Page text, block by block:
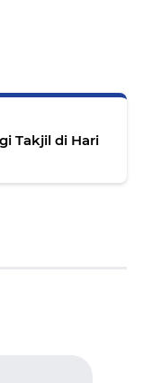
Takjil di Hari